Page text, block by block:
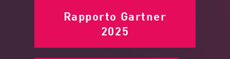
Rapporto Gartner
2025